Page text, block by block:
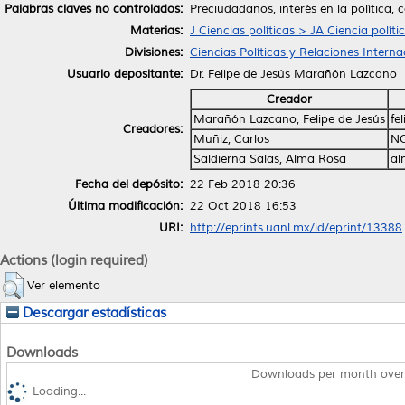
Palabras claves no controlados: Preciudadanos, interés en la política,
Materias: J Ciencias políticas > JA Ciencia
Divisiones: Ciencias Políticas y Relaciones
Usuario depositante: Dr. Felipe de Jesús Marañón Lazcano
Creadores:
Creador
Marañón Lazcano, Felipe de Jesús
Muñiz, Carlos
Saldierna Salas, Alma Rosa
Fecha del depósito: 22 Feb 2018 20:36
Última modificación: 22 Oct 2018 16:53
URI: http://eprints.uanl.mx/id/eprint/13388
Actions (login required)
Ver elemento
Descargar estadísticas
Downloads
Downloads per month
Loading...